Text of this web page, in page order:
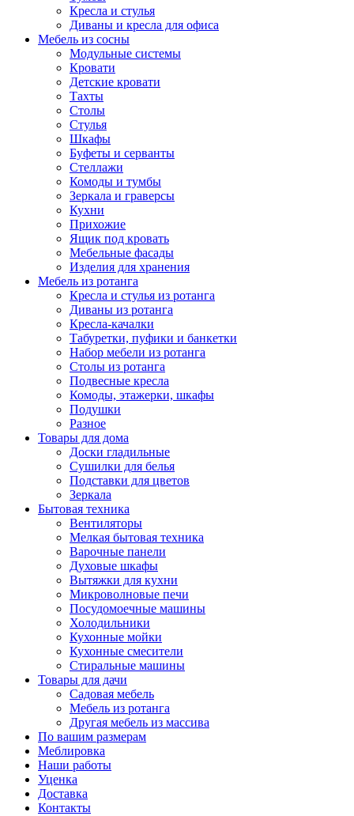
Кресла и стулья
Диваны и кресла для офиса
Мебель из сосны
Модульные системы
Кровати
Детские кровати
Тахты
Столы
Стулья
Шкафы
Буфеты и серванты
Стеллажи
Комоды и тумбы
Зеркала и граверсы
Кухни
Прихожие
Ящик под кровать
Мебельные фасады
Изделия для хранения
Мебель из ротанга
Кресла и стулья из ротанга
Диваны из ротанга
Кресла-качалки
Табуретки, пуфики и банкетки
Набор мебели из ротанга
Столы из ротанга
Подвесные кресла
Комоды, этажерки, шкафы
Подушки
Разное
Товары для дома
Доски гладильные
Сушилки для белья
Подставки для цветов
Зеркала
Бытовая техника
Вентиляторы
Мелкая бытовая техника
Варочные панели
Духовые шкафы
Вытяжки для кухни
Микроволновые печи
Посудомоечные машины
Холодильники
Кухонные мойки
Кухонные смесители
Стиральные машины
Товары для дачи
Садовая мебель
Мебель из ротанга
Другая мебель из массива
По вашим размерам
Меблировка
Наши работы
Уценка
Доставка
Контакты